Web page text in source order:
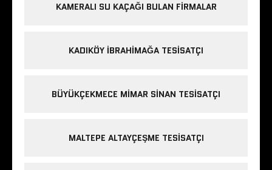
KAMERALI SU KAÇAĞI BULAN FIRMALAR
KADIKÖY IBRAHIMAĞA TESISATÇI
BÜYÜKÇEKMECE MIMAR SINAN TESISATÇI
MALTEPE ALTAYÇEŞME TESISATÇI